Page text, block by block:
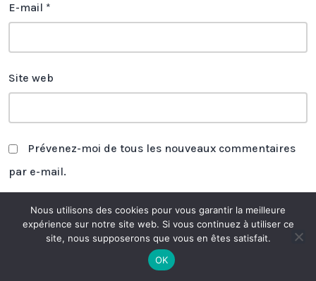
E-mail *
Site web
Prévenez-moi de tous les nouveaux commentaires
par e-mail.
mail.
Nous utilisons des cookies pour vous garantir la meilleure
expérience sur notre site web. Si vous continuez à utiliser ce
site, nous supposerons que vous en êtes satisfait.
OK